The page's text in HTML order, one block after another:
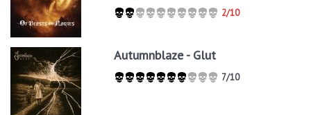
2/10
Autumnblaze - Glut
7/10